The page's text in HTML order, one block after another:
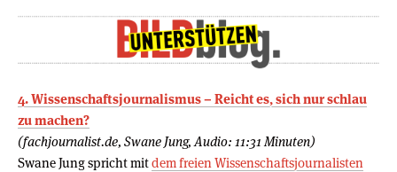
4. Wissenschaftsjournalismus – Reicht es, sich nur schlau
zu machen?
(fachjournalist.de, Swane Jung, Audio: 11:31 Minuten)
Swane Jung spricht mitdem freien Wissenschaftsjournalisten